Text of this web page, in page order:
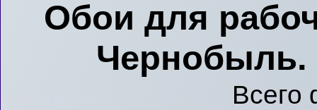
Обои для
Чернобыль.
Всего